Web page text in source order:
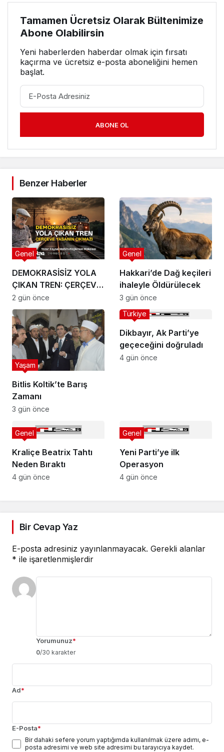
Tamamen Ücretsiz Olarak Bültenimize
Abone Olabilirsin
Yeni haberlerden haberdar olmak için fırsatı
kaçırma ve ücretsiz e-posta aboneliğini hemen
başlat.
ABONE OL
Benzer Haberler
DEMOKRASİSİZ YOLA
ÇIKAN TREN: ÇERÇEVE
YASANIN ÇIKMAZI
Genel
2 gün önce
Hakkari’de Dağ keçileri
ihaleyle Öldürülecek
Genel
3 gün önce
Bitlis Koltik’te Barış
Zamanı
Yaşam
3 gün önce
Dikbayır, Ak Parti’ye
geçeceğini doğruladı
Türkiye
4 gün önce
Kraliçe Beatrix Tahtı
Neden Bıraktı
Genel
4 gün önce
Yeni Parti’ye ilk
Operasyon
Genel
4 gün önce
Bir Cevap Yaz
E-posta adresiniz yayınlanmayacak. Gerekli alanlar
* ile işaretlenmişlerdir
Yorumunuz*
0/30 karakter
Ad*
E-Posta*
Bir dahaki sefere yorum yaptığımda kullanılmak üzere adımı, e-
posta adresimi ve web site adresimi bu tarayıcıya kaydet.